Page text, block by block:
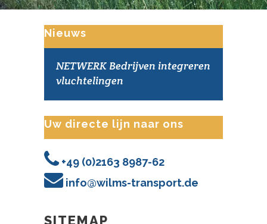
Nieuws
NETWERK Bedrijven integreren
vluchtelingen
Uw directe lijn naar ons
+49 (0)2163 8987-62
info@wilms-transport.de
SITEMAP